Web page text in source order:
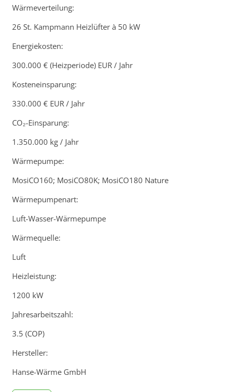
Wärmeverteilung:
26 St. Kampmann Heizlüfter à 50 kW
Energiekosten:
300.000 € (Heizperiode) EUR / Jahr
Kosteneinsparung:
330.000 € EUR / Jahr
CO₂-Einsparung:
1.350.000 kg / Jahr
Wärmepumpe:
MosiCO160; MosiCO80K; MosiCO180 Nature
Wärmepumpenart:
Luft-Wasser-Wärmepumpe
Wärmequelle:
Luft
Heizleistung:
1200 kW
Jahresarbeitszahl:
3.5 (COP)
Hersteller:
Hanse-Wärme GmbH